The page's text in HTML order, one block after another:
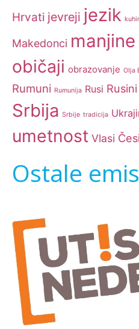
Hrvati jevreji jezik
Makedonci manjine
običaji obrazovanje Olja
Rumuni Rumunija Rusi Rusini
Srbija Srbije tradicija
umetnost Vlasi
Ostale